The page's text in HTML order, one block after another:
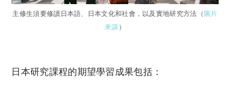
主修生須要修讀日本語、日本文化和社會，以及實地研究方法（ 圖片
來源 ）
日本研究課程的期望學習成果包括：